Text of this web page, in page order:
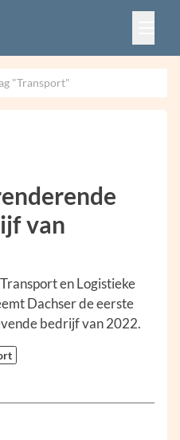
"Transport"
van
en Logistieke
Dachser de eerste
bedrijf van 2022.